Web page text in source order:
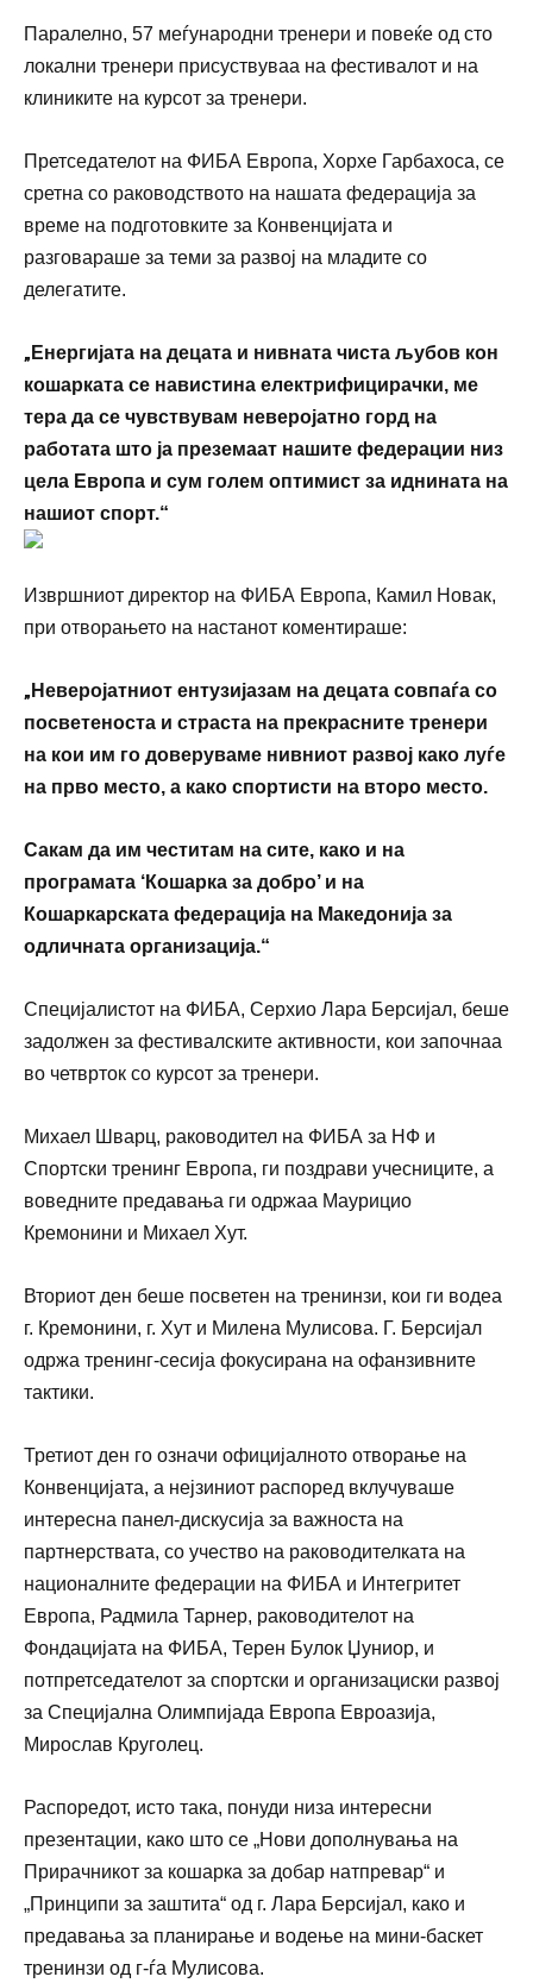
Паралелно, 57 меѓународни тренери и повеќе од сто
локални тренери присуствуваа на фестивалот и на
клиниките на курсот за тренери.
Претседателот на ФИБА Европа, Хорхе Гарбахоса, се
сретна со раководството на нашата федерација за
време на подготовките за Конвенцијата и
разговараше за теми за развој на младите со
делегатите.
„Енергијата на децата и нивната чиста љубов кон
кошарката се навистина електрифицирачки, ме
тера да се чувствувам неверојатно горд на
работата што ја преземаат нашите федерации низ
цела Европа и сум голем оптимист за иднината на
нашиот спорт.“
Извршниот директор на ФИБА Европа, Камил Новак,
при отворањето на настанот коментираше:
„Неверојатниот ентузијазам на децата совпаѓа со
посветеноста и страста на прекрасните тренери
на кои им го доверуваме нивниот развој како луѓе
на прво место, а како спортисти на второ место.
Сакам да им честитам на сите, како и на
програмата ‘Кошарка за добро’ и на
Кошаркарската федерација на Македонија за
одличната организација.“
Специјалистот на ФИБА, Серхио Лара Берсијал, беше
задолжен за фестивалските активности, кои започнаа
во четврток со курсот за тренери.
Михаел Шварц, раководител на ФИБА за НФ и
Спортски тренинг Европа, ги поздрави учесниците, а
воведните предавања ги одржаа Маурицио
Кремонини и Михаел Хут.
Вториот ден беше посветен на тренинзи, кои ги водеа
г. Кремонини, г. Хут и Милена Мулисова. Г. Берсијал
одржа тренинг-сесија фокусирана на офанзивните
тактики.
Третиот ден го означи официјалното отворање на
Конвенцијата, а нејзиниот распоред вклучуваше
интересна панел-дискусија за важноста на
партнерствата, со учество на раководителката на
националните федерации на ФИБА и Интегритет
Европа, Радмила Тарнер, раководителот на
Фондацијата на ФИБА, Терен Булок Џуниор, и
потпретседателот за спортски и организациски развој
за Специјална Олимпијада Европа Евроазија,
Мирослав Круголец.
Распоредот, исто така, понуди низа интересни
презентации, како што се „Нови дополнувања на
Прирачникот за кошарка за добар натпревар“ и
„Принципи за заштита“ од г. Лара Берсијал, како и
предавања за планирање и водење на мини-баскет
тренинзи од г-ѓа Мулисова.